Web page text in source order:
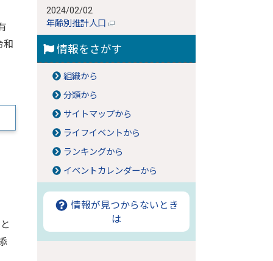
和
2024/02/02
年齢別推計人口
情報をさがす
組織から
分類から
サイトマップから
ライフイベントから
ランキングから
イベントカレンダーから
情報が見つからないとき
は